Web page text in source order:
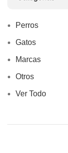
Perros
Gatos
Marcas
Otros
Ver Todo